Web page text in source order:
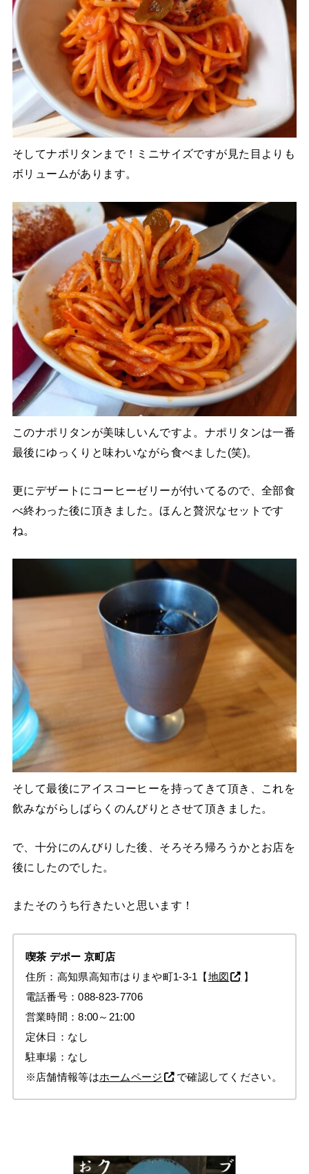
そしてナポリタンまで！ミニサイズですが見た目よりも
ボリュームがあります。
このナポリタンが美味しいんですよ。ナポリタンは一番
最後にゆっくりと味わいながら食べました(笑)。
更にデザートにコーヒーゼリーが付いてるので、全部食
べ終わった後に頂きました。ほんと贅沢なセットです
ね。
そして最後にアイスコーヒーを持ってきて頂き、これを
飲みながらしばらくのんびりとさせて頂きました。
で、十分にのんびりした後、そろそろ帰ろうかとお店を
後にしたのでした。
またそのうち行きたいと思います！
喫茶 デポー 京町店
住所：高知県高知市はりまや町1-3-1【地図
】
電話番号：088-823-7706
営業時間：8:00～21:00
定休日：なし
駐車場：なし
※店舗情報等はホームページ で確認してください。